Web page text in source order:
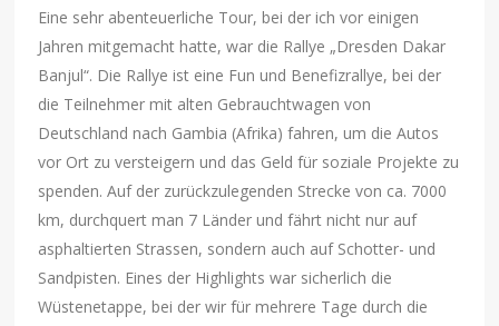
Eine sehr abenteuerliche Tour, bei der ich vor einigen
Jahren mitgemacht hatte, war die Rallye „Dresden Dakar
Banjul“. Die Rallye ist eine Fun und Benefizrallye, bei der
die Teilnehmer mit alten Gebrauchtwagen von
Deutschland nach Gambia (Afrika) fahren, um die Autos
vor Ort zu versteigern und das Geld für soziale Projekte zu
spenden. Auf der zurückzulegenden Strecke von ca. 7000
km, durchquert man 7 Länder und fährt nicht nur auf
asphaltierten Strassen, sondern auch auf Schotter- und
Sandpisten. Eines der Highlights war sicherlich die
Wüstenetappe, bei der wir für mehrere Tage durch die